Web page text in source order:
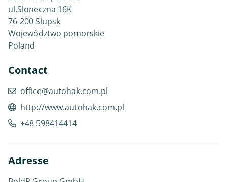
ul.Sloneczna 16K
76-200 Slupsk
Województwo pomorskie
Poland
Contact
office@autohak.com.pl
http://www.autohak.com.pl
+48 598414414
Adresse